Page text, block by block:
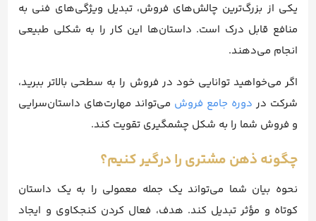
یکی از بزرگ‌ترین چالش‌های فروش، تبدیل ویژگی‌های فنی به
منافع قابل درک است. داستان‌ها این کار را به شکلی طبیعی
انجام می‌دهند.
اگر می‌خواهید توانایی خود در فروش را به سطحی بالاتر ببرید،
شرکت در دوره جامع فروش می‌تواند مهارت‌های داستان‌سرایی
و فروش شما را به شکل چشمگیری تقویت کند.
چگونه ذهن مشتری را درگیر کنیم؟
نحوه بیان شما می‌تواند یک جمله معمولی را به یک داستان
کوتاه و مؤثر تبدیل کند. هدف، فعال کردن کنجکاوی و ایجاد